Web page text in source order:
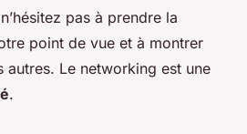
pas à prendre la
point de vue et à montrer
autres. Le networking est une
.